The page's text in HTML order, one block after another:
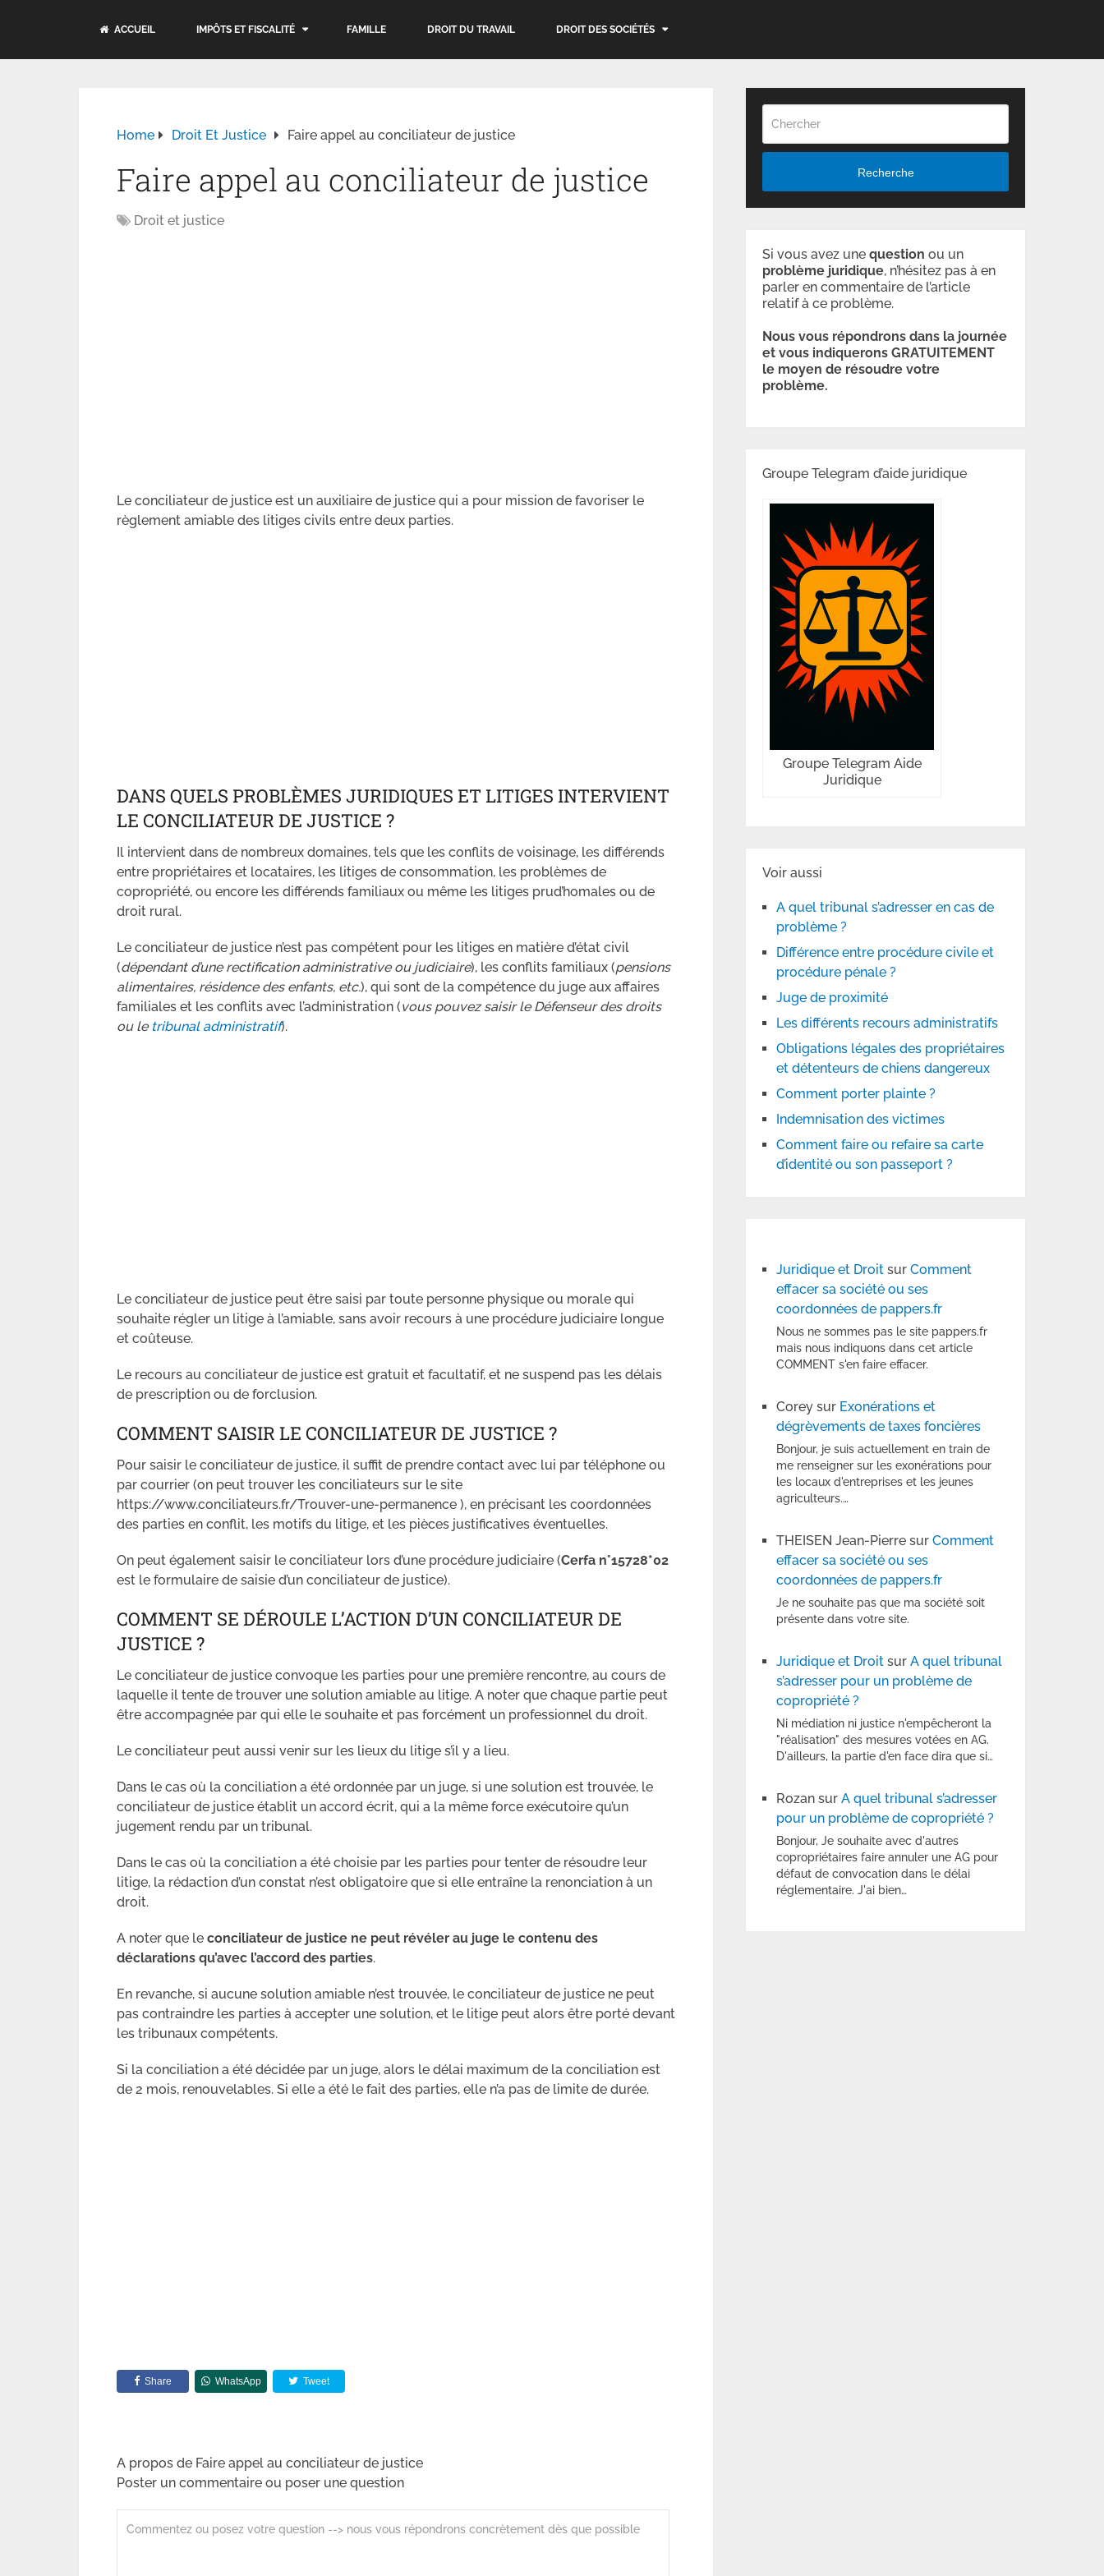
ACCUEIL IMPÔTS ET FISCALITÉ FAMILLE DROIT DU TRAVAIL DROIT DES SOCIÉTÉS
Home Droit Et Justice Faire appel au conciliateur de justice
Faire appel au conciliateur de justice
Droit et justice
Le conciliateur de justice est un auxiliaire de justice qui a pour mission de favoriser le
règlement amiable des litiges civils entre deux parties.
DANS QUELS PROBLÈMES JURIDIQUES ET LITIGES INTERVIENT
LE CONCILIATEUR DE JUSTICE ?
Il intervient dans de nombreux domaines, tels que les conflits de voisinage, les différends
entre propriétaires et locataires, les litiges de consommation, les problèmes de
copropriété, ou encore les différends familiaux ou même les litiges prud’homales ou de
droit rural.
Le conciliateur de justice n’est pas compétent pour les litiges en matière d’état civil
(dépendant d’une rectification administrative ou judiciaire), les conflits familiaux (pensions
alimentaires, résidence des enfants, etc.), qui sont de la compétence du juge aux affaires
familiales et les conflits avec l’administration (vous pouvez saisir le Défenseur des droits
ou le tribunal administratif).
Le conciliateur de justice peut être saisi par toute personne physique ou morale qui
souhaite régler un litige à l’amiable, sans avoir recours à une procédure judiciaire longue
et coûteuse.
Le recours au conciliateur de justice est gratuit et facultatif, et ne suspend pas les délais
de prescription ou de forclusion.
COMMENT SAISIR LE CONCILIATEUR DE JUSTICE ?
Pour saisir le conciliateur de justice, il suffit de prendre contact avec lui par téléphone ou
par courrier (on peut trouver les conciliateurs sur le site
https://www.conciliateurs.fr/Trouver-une-permanence ), en précisant les coordonnées
des parties en conflit, les motifs du litige, et les pièces justificatives éventuelles.
On peut également saisir le conciliateur lors d’une procédure judiciaire (Cerfa n°15728*02
est le formulaire de saisie d’un conciliateur de justice).
COMMENT SE DÉROULE L’ACTION D’UN CONCILIATEUR DE
JUSTICE ?
Le conciliateur de justice convoque les parties pour une première rencontre, au cours de
laquelle il tente de trouver une solution amiable au litige. A noter que chaque partie peut
être accompagnée par qui elle le souhaite et pas forcément un professionnel du droit.
Le conciliateur peut aussi venir sur les lieux du litige s’il y a lieu.
Dans le cas où la conciliation a été ordonnée par un juge, si une solution est trouvée, le
conciliateur de justice établit un accord écrit, qui a la même force exécutoire qu’un
jugement rendu par un tribunal.
Dans le cas où la conciliation a été choisie par les parties pour tenter de résoudre leur
litige, la rédaction d’un constat n’est obligatoire que si elle entraîne la renonciation à un
droit.
A noter que le conciliateur de justice ne peut révéler au juge le contenu des
déclarations qu’avec l’accord des parties.
En revanche, si aucune solution amiable n’est trouvée, le conciliateur de justice ne peut
pas contraindre les parties à accepter une solution, et le litige peut alors être porté devant
les tribunaux compétents.
Si la conciliation a été décidée par un juge, alors le délai maximum de la conciliation est
de 2 mois, renouvelables. Si elle a été le fait des parties, elle n’a pas de limite de durée.
Share WhatsApp Tweet
A propos de Faire appel au conciliateur de justice
Poster un commentaire ou poser une question
Recherche
Si vous avez unequestion ou un
problème juridique, n’hésitez pas à en
parler en commentaire de l’article
relatif à ce problème.
Nous vous répondrons dans la journée
et vous indiquerons GRATUITEMENT
le moyen de résoudre votre
problème.
Groupe Telegram d’aide juridique
Groupe Telegram Aide
Juridique
Voir aussi
A quel tribunal s’adresser en cas de
problème ?
Différence entre procédure civile et
procédure pénale ?
Juge de proximité
Les différents recours administratifs
Obligations légales des propriétaires
et détenteurs de chiens dangereux
Comment porter plainte ?
Indemnisation des victimes
Comment faire ou refaire sa carte
d’identité ou son passeport ?
Juridique et Droit surComment
effacer sa société ou ses
coordonnées de pappers.fr
Nous ne sommes pas le site pappers.fr
mais nous indiquons dans cet article
COMMENT s'en faire effacer.
Corey sur Exonérations et
dégrèvements de taxes foncières
Bonjour, je suis actuellement en train de
me renseigner sur les exonérations pour
les locaux d'entreprises et les jeunes
agriculteurs.…
THEISEN Jean-Pierre surComment
effacer sa société ou ses
coordonnées de pappers.fr
Je ne souhaite pas que ma société soit
présente dans votre site.
Juridique et Droit surA quel tribunal
s’adresser pour un problème de
copropriété ?
Ni médiation ni justice n'empêcheront la
"réalisation" des mesures votées en AG.
D'ailleurs, la partie d'en face dira que si…
Rozan surA quel tribunal s’adresser
pour un problème de copropriété ?
Bonjour, Je souhaite avec d'autres
copropriétaires faire annuler une AG pour
défaut de convocation dans le délai
réglementaire. J'ai bien…